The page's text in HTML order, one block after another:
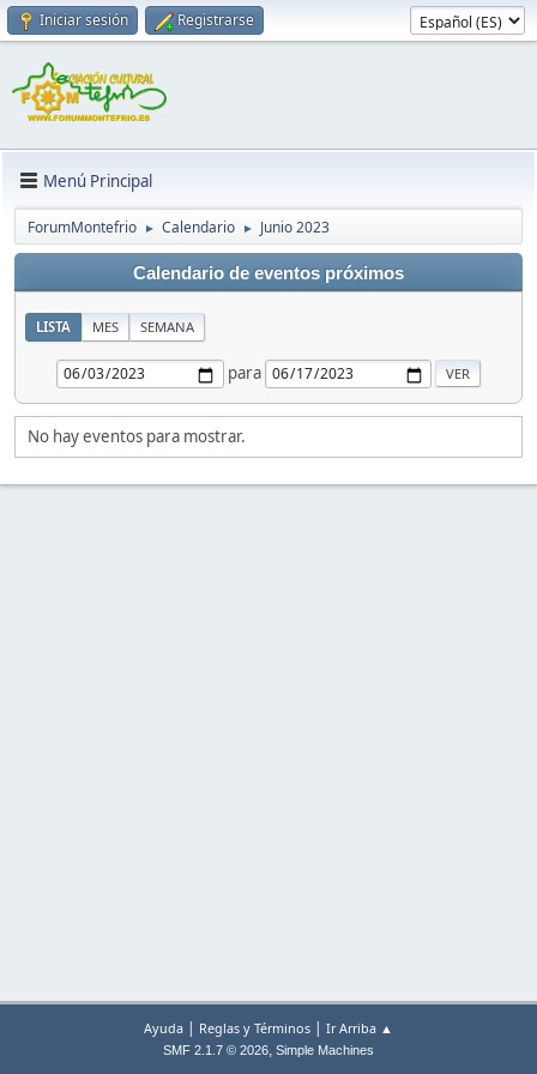
Iniciar sesión Registrarse
Menú Principal
ForumMontefrio ► Calendario ► Junio 2023
Calendario de eventos próximos
LISTA MES SEMANA
para
No hay eventos para mostrar.
Ayuda | Reglas y Términos | Ir Arriba ▲
SMF 2.1.7 © 2026, Simple Machines